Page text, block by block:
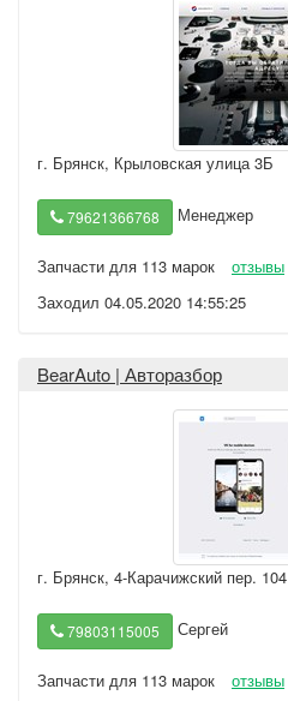
г. Брянск, Крыловская улица 3Б
79621366768 Менеджер
Запчасти для 113 марок
отзывы
Заходил 04.05.2020 14:55:25
BearAuto | Авторазбор
г. Брянск, 4-Карачижский пер. 104
79803115005 Сергей
Запчасти для 113 марок
отзывы